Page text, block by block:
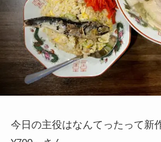
今日の主役はなんてったって新